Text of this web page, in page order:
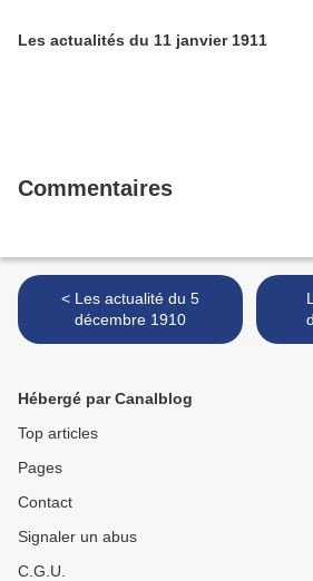
Les actualités du 11 janvier 1911
Commentaires
< Les actualité du 5
décembre 1910
Hébergé par Canalblog
Top articles
Pages
Contact
Signaler un abus
C.G.U.